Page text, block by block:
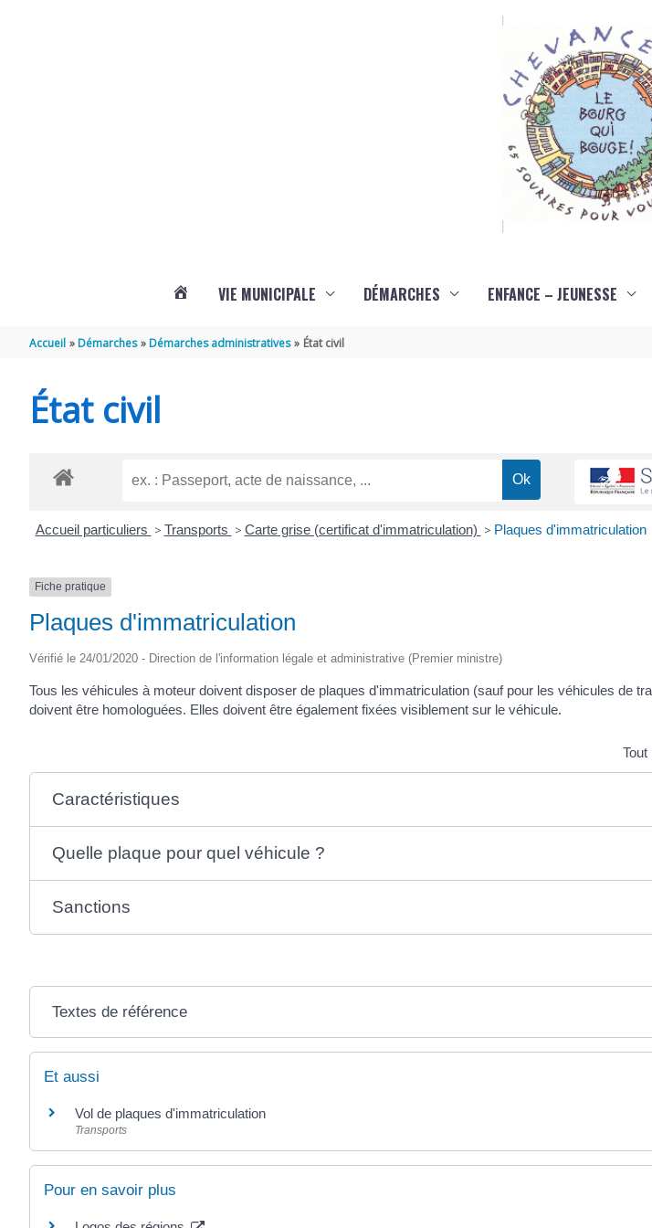
VIE MUNICIPALE DÉMARCHES ENFANCE – JEUNESSE
Accueil Démarches Démarches administratives État civil
État civil
Accueil particuliers > Transports > Carte grise (certificat d'immatriculation) > Plaques d'immatriculation
Fiche pratique
Plaques d'immatriculation
Vérifié le 24/01/2020 - Direction de l'information légale et administrative (Premier ministre)
Tous les véhicules à moteur doivent disposer de plaques d'immatriculation (sauf pour les véhicules de
doivent être homologuées. Elles doivent être également fixées visiblement sur le véhicule.
Tout
Caractéristiques
Quelle plaque pour quel véhicule ?
Sanctions
Textes de référence
Et aussi
Vol de plaques d'immatriculation
Transports
Pour en savoir plus